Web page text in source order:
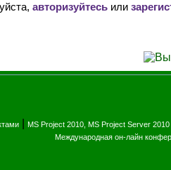
авторизуйтесьили
MS Project 2010, MS Project Server 2010
Международная он-лайн